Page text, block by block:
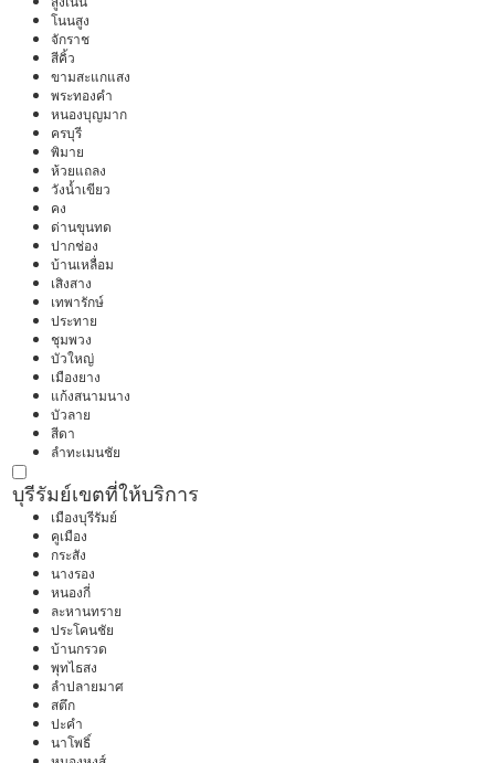
โนนสูง
จักราช
สีคิ้ว
ขามสะแกแสง
พระทองคำ
หนองบุญมาก
ครบุรี
พิมาย
ห้วยแถลง
วังน้ำเขียว
คง
ด่านขุนทด
ปากช่อง
บ้านเหลื่อม
เสิงสาง
เทพารักษ์
ประทาย
ชุมพวง
บัวใหญ่
เมืองยาง
แก้งสนามนาง
บัวลาย
สีดา
ลำทะเมนชัย
บุรีรัมย์เขตที่ให้บริการ
เมืองบุรีรัมย์
คูเมือง
กระสัง
นางรอง
หนองกี่
ละหานทราย
ประโคนชัย
บ้านกรวด
พุทไธสง
ลำปลายมาศ
สตึก
ปะคำ
นาโพธิ์